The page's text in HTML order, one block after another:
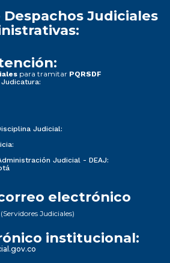
Judiciales
para tramitar PQRSDF
Judicial:
Judicial - DEAJ:
electrónico
(Servidores Judiciales)
institucional: